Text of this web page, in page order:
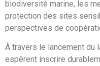
biodiversité marine, les
protection des sites
perspectives de
À travers le lancement du
espèrent inscrire